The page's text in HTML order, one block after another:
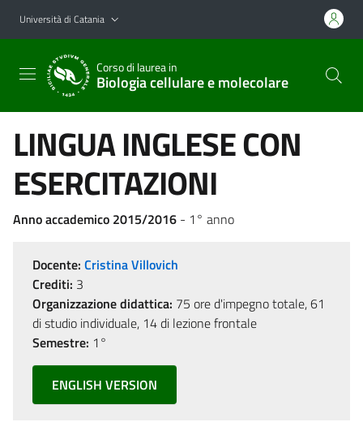
Vai al contenuto principale
Vai al menu di navigazione
Università di Catania
Corso di laurea in
Biologia cellulare e molecolare
LINGUA INGLESE CON
ESERCITAZIONI
Anno accademico 2015/2016 - 1° anno
Docente: Cristina Villovich
Crediti: 3
Organizzazione didattica: 75 ore d'impegno totale, 61
di studio individuale, 14 di lezione frontale
Semestre: 1°
ENGLISH VERSION